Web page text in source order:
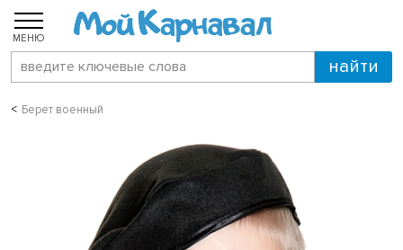
МЕНЮ
Берет военный